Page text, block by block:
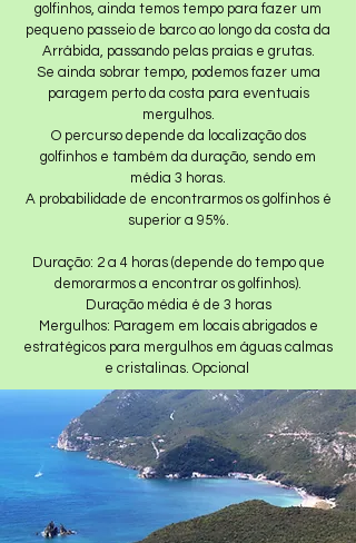
golfinhos, ainda temos tempo para fazer um
pequeno passeio de barco ao longo da costa da
Arrábida, passando pelas praias e grutas.
Se ainda sobrar tempo, podemos fazer uma
paragem perto da costa para eventuais
mergulhos.
O percurso depende da localização dos
golfinhos e também da duração, sendo em
média 3 horas.
A probabilidade de encontrarmos os golfinhos é
superior a 95%.
Duração: 2 a 4 horas (depende do tempo que
demorarmos a encontrar os golfinhos).
Duração média é de 3 horas
Mergulhos: Paragem em locais abrigados e
estratégicos para mergulhos em águas calmas
e cristalinas. Opcional